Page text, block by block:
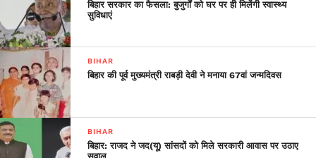
बिहार सरकार का फैसला: बुजुर्गों को घर पर ही मिलेंगी स्वास्थ्य
सुविधाएं
BIHAR
बिहार की पूर्व मुख्यमंत्री राबड़ी देवी ने मनाया 67वां जन्मदिवस
BIHAR
बिहार: राजद ने जद(यू) सांसदों को मिले सरकारी आवास पर उठाए